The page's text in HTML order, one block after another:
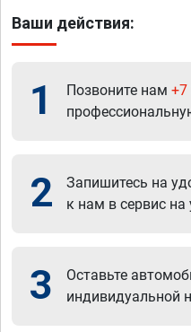
Ваши действия:
1 Позвоните нам +7
2
Запишитесь на
к нам в сервис на
3
Оставьте
индивидуальной